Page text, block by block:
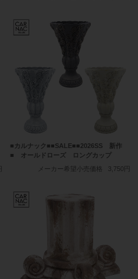
■カルナック■■SALE■■2026SS 新作
■ オールドローズ ロングカップ
メーカー希望小売価格
3,750円